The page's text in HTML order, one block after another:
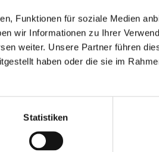
Funktionen für soziale Medien
wir Informationen zu Ihrer
weiter. Unsere Partner führen
haben oder die sie im
Statistiken
einen Teilkeller,
sowie die Hal-
freistellen
Wege.